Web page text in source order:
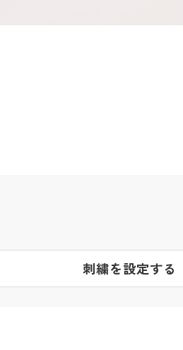
刺繍を設定する